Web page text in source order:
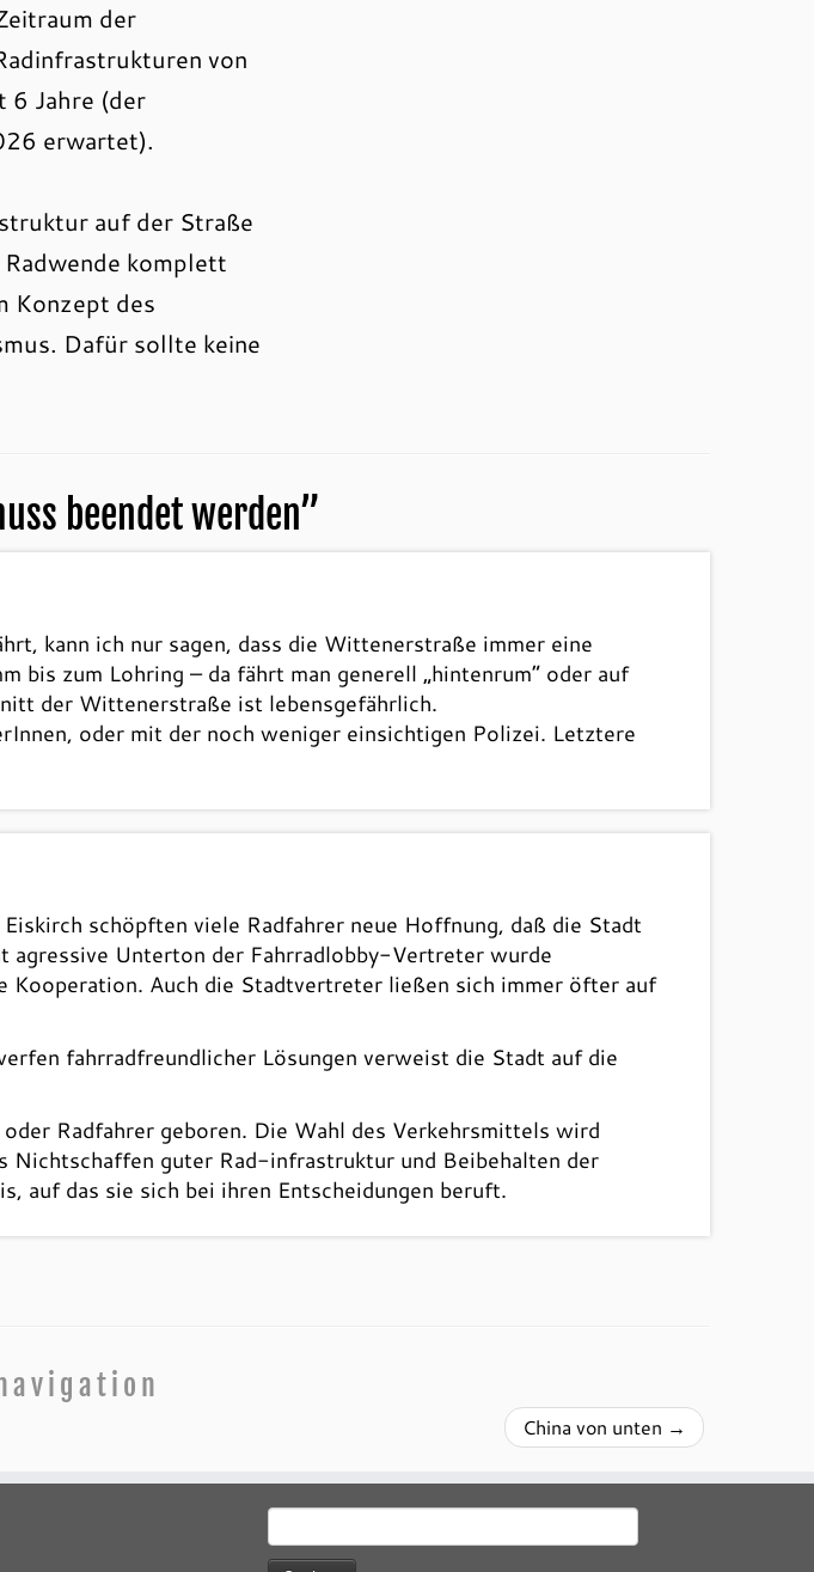
der
von
6 Jahre (der
erwartet).
auf der Straße
komplett
Konzept des
Dafür sollte keine
beendet werden”
kann ich nur sagen, dass die Wittenerstraße immer eine
bis zum Lohring – da fährt man generell „hintenrum“ oder auf
der Wittenerstraße ist lebensgefährlich.
oder mit der noch weniger einsichtigen Polizei. Letztere
schöpften viele Radfahrer neue Hoffnung, daß die Stadt
agressive Unterton der Fahrradlobby-Vertreter wurde
Auch die Stadtvertreter ließen sich immer öfter auf
fahrradfreundlicher Lösungen verweist die Stadt auf die
Radfahrer geboren. Die Wahl des Verkehrsmittels wird
guter Rad-infrastruktur und Beibehalten der
auf das sie sich bei ihren Entscheidungen beruft.
China von unten →
nach: